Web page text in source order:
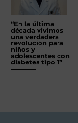
“En la última
década vivimos
una verdadera
revolución para
niños y
adolescentes con
diabetes tipo 1”